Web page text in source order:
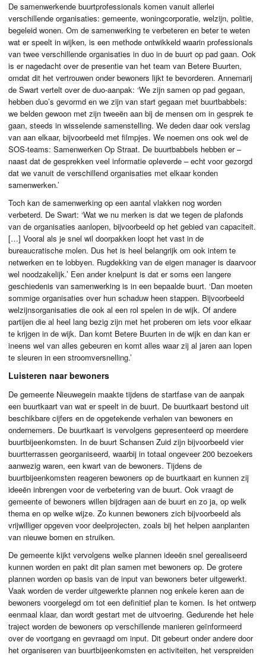
De samenwerkende buurtprofessionals komen vanuit allerlei
verschillende organisaties: gemeente, woningcorporatie, welzijn, politie,
begeleid wonen. Om de samenwerking te verbeteren en beter te weten
wat er speelt in wijken, is een methode ontwikkeld waarin professionals
van twee verschillende organisaties in duo in de buurt op pad gaan. Ook
is er nagedacht over de presentie van het team van Betere Buurten,
omdat dit het vertrouwen onder bewoners lijkt te bevorderen. Annemarij
de Swart vertelt over de duo-aanpak: ‘We zijn samen op pad gegaan,
hebben duo’s gevormd en we zijn van start gegaan met buurtbabbels:
we belden gewoon met zijn tweeën aan bij de mensen om in gesprek te
gaan, steeds in wisselende samenstelling. We deden daar ook verslag
van aan elkaar, bijvoorbeeld met filmpjes. We noemen ons ook wel de
SOS-teams: Samenwerken Op Straat. De buurtbabbels hebben er –
naast dat de gesprekken veel informatie opleverde – echt voor gezorgd
dat we vanuit de verschillend organisaties met elkaar konden
samenwerken.’
Toch kan de samenwerking op een aantal vlakken nog worden
verbeterd. De Swart: ‘Wat we nu merken is dat we tegen de plafonds
van de organisaties aanlopen, bijvoorbeeld op het gebied van capaciteit.
[…] Vooral als je snel wil doorpakken loopt het vast in de
bureaucratische molen. Dus het is heel belangrijk om ook intern te
netwerken en te lobbyen. Rugdekking van de eigen manager is daarvoor
wel noodzakelijk.’ Een ander knelpunt is dat er soms een langere
geschiedenis van samenwerking is in een bepaalde buurt. ‘Dan moeten
sommige organisaties over hun schaduw heen stappen. Bijvoorbeeld
welzijnsorganisaties die ook al een rol spelen in de wijk. Of andere
partijen die al heel lang bezig zijn met het proberen om iets voor elkaar
te krijgen in de wijk. Dan komt Betere Buurten in de wijk en dan kan er
ineens wel van alles gebeuren en komt alles waar zij al jaren aan lopen
te sleuren in een stroomversnelling.’
Luisteren naar bewoners
De gemeente Nieuwegein maakte tijdens de startfase van de aanpak
een buurtkaart van wat er speelt in de buurt. De buurtkaart bestond uit
beschikbare cijfers en de opgetekende verhalen van bewoners en
ondernemers. De buurtkaart is vervolgens gepresenteerd op meerdere
buurtbijeenkomsten. In de buurt Schansen Zuid zijn bijvoorbeeld vier
buurtterrassen georganiseerd, waarbij in totaal ongeveer 200 bezoekers
aanwezig waren, een kwart van de bewoners. Tijdens de
buurtbijeenkomsten reageren bewoners op de buurtkaart en kunnen zij
ideeën inbrengen voor de verbetering van de buurt. Ook vraagt de
gemeente of bewoners willen bijdragen aan de buurt en zo ja, op welk
thema en op welke wijze. Zo kunnen bewoners zich bijvoorbeeld als
vrijwilliger opgeven voor deelprojecten, zoals bij het helpen aanplanten
van nieuwe bomen en struiken.
De gemeente kijkt vervolgens welke plannen ideeën snel gerealiseerd
kunnen worden en pakt dit plan samen met bewoners op. De grotere
plannen worden op basis van de input van bewoners beter uitgewerkt.
Vaak worden de verder uitgewerkte plannen nog enkele keren aan de
bewoners voorgelegd om tot een definitief plan te komen. Is het ontwerp
eenmaal klaar, dan wordt gestart met de uitvoering. Gedurende het hele
traject worden de bewoners op verschillende manieren geïnformeerd
over de voortgang en gevraagd om input. Dit gebeurt onder andere door
het organiseren van buurtbijeenkomsten en activiteiten, het verspreiden